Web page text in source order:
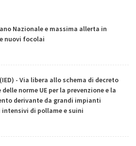
Nazionale e massima allerta in
nuovi focolai
- Via libera allo schema di decreto
norme UE per la prevenzione e la
derivante da grandi impianti
di pollame e suini